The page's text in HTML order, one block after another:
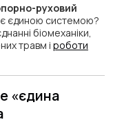
руховий
є єдиною системою?
біомеханіки,
травм і роботи
«єдина